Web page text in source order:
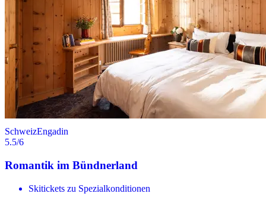
SchweizEngadin
5.5/6
Romantik im Bündnerland
Skitickets zu Spezialkonditionen